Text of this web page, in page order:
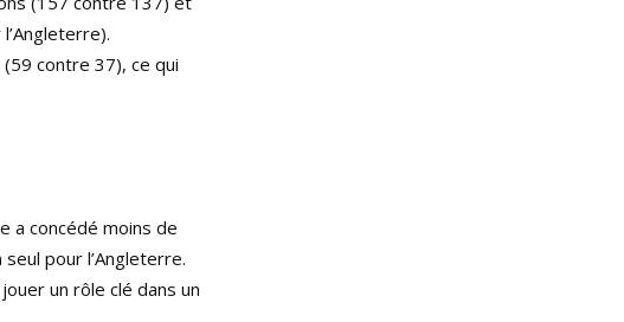
contre 37), ce qui
a concédé moins de
pour l’Angleterre.
un rôle clé dans un